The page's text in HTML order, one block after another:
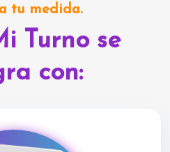
tu medida.
Turno se
con: